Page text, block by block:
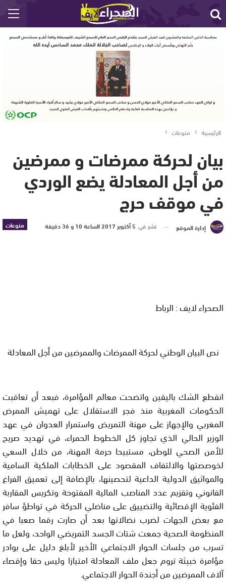
الرئيسية منوعات
بيان لحركة ممرضات و ممرضين
من أجل المعادلة يضع الوردي
في موقف حرج
منوعات إدارة الموقع نشر في 5 أكتوبر 2017 الساعة 10 و 36 دقيقة
الصحراء لايف : الرباط
نص البيان الوطني لحركة الممرضات والممرضين من أجل المعادلة
انقطع الشك باليقين واتضحت معالم المؤامرة، فبعد أن تعاقبت
الحكومات المغربية منذ فجر الاستقلال على تهميش الممرض
المغربي والإجهاز على مهنة التمريض واستمرار العدوان في عهد
الوزير الحالي الذي تجاوز كل الخطوط الحمراء، في تهديد صريح
للأمن الصحي للوطن، مستبيحا حرمة المهنة، من خلال السعي
لخوصصتها والالتفاف المقصود على الخطابات الملكية السامية
والمواثيق الدولية الداعية لتحصينها، بالإضافة إلى تعميق الفراغ
القانوني وتقزيم عدد المناصب المالية المفتوحة وتكريس المقاربة
الفئوية الإقصائية والتضييق على مناضلي الحركة في تواطؤ سافر
مع بعض الجهات لضرب نضالاتها بعد أن صارت رقما صعبا في
المنظومة الصحية جمعت شتات الجسد التمريضي الواحد، ولعل ما
تسرب من جلسات الحوار الاجتماعي الأخير لأبلغ دليل على بوادر
مؤامرة خبيثة تروم جعل ملف المعادلة امتيازا وليس حقا وإقصاء
آلاف الممرضين من أجندة الحوار الاجتماعي.